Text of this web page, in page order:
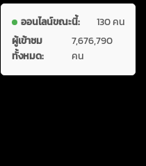
ออนไลน์ขณะนี้:
130 คน
ผู้เข้าชม
ทั้งหมด:
7,676,790
คน